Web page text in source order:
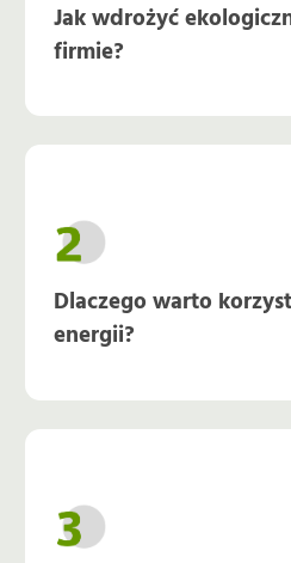
Jak wdrożyć
firmie?
Dlaczego warto
energii?